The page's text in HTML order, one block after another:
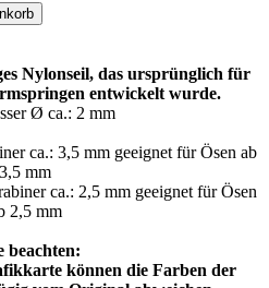
Nylonseil, das ursprünglich für
entwickelt wurde.
Ø ca.: 2 mm
ca.: 3,5 mm geeignet für Ösen ab
3,5 mm
ca.: 2,5 mm geeignet für Ösen
2,5 mm
beachten:
können die Farben der